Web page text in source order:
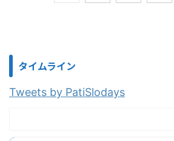
タイムライン
Tweets by PatiSlodays